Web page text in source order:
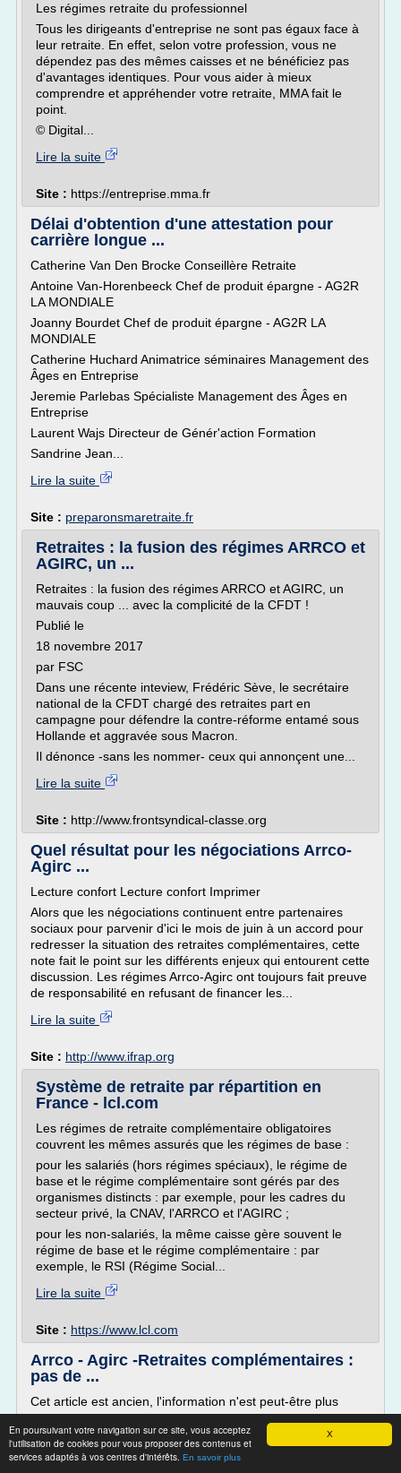
X
En poursuivant votre navigation sur ce site, vous acceptez
l'utilisation de cookies pour vous proposer des contenus et
services adaptés à vos centres d'intérêts. En savoir plus
Les régimes retraite du professionnel
Tous les dirigeants d'entreprise ne sont pas égaux face à
leur retraite. En effet, selon votre profession, vous ne
dépendez pas des mêmes caisses et ne bénéficiez pas
d'avantages identiques. Pour vous aider à mieux
comprendre et appréhender votre retraite, MMA fait le
point.
© Digital...
Lire la suite
Site : https://entreprise.mma.fr
Délai d'obtention d'une attestation pour
carrière longue ...
Catherine Van Den Brocke Conseillère Retraite
Antoine Van-Horenbeeck Chef de produit épargne - AG2R
LA MONDIALE
Joanny Bourdet Chef de produit épargne - AG2R LA
MONDIALE
Catherine Huchard Animatrice séminaires Management des
Âges en Entreprise
Jeremie Parlebas Spécialiste Management des Âges en
Entreprise
Laurent Wajs Directeur de Génér'action Formation
Sandrine Jean...
Lire la suite
Site : preparonsmaretraite.fr
Retraites : la fusion des régimes ARRCO et
AGIRC, un ...
Retraites : la fusion des régimes ARRCO et AGIRC, un
mauvais coup ... avec la complicité de la CFDT !
Publié le
18 novembre 2017
par FSC
Dans une récente inteview, Frédéric Sève, le secrétaire
national de la CFDT chargé des retraites part en
campagne pour défendre la contre-réforme entamé sous
Hollande et aggravée sous Macron.
Il dénonce -sans les nommer- ceux qui annonçent une...
Lire la suite
Site : http://www.frontsyndical-classe.org
Quel résultat pour les négociations Arrco-
Agirc ...
Lecture confort Lecture confort Imprimer
Alors que les négociations continuent entre partenaires
sociaux pour parvenir d'ici le mois de juin à un accord pour
redresser la situation des retraites complémentaires, cette
note fait le point sur les différents enjeux qui entourent cette
discussion. Les régimes Arrco-Agirc ont toujours fait preuve
de responsabilité en refusant de financer les...
Lire la suite
Site : http://www.ifrap.org
Système de retraite par répartition en
France - lcl.com
Les régimes de retraite complémentaire obligatoires
couvrent les mêmes assurés que les régimes de base :
pour les salariés (hors régimes spéciaux), le régime de
base et le régime complémentaire sont gérés par des
organismes distincts : par exemple, pour les cadres du
secteur privé, la CNAV, l'ARRCO et l'AGIRC ;
pour les non-salariés, la même caisse gère souvent le
régime de base et le régime complémentaire : par
exemple, le RSI (Régime Social...
Lire la suite
Site : https://www.lcl.com
Arrco - Agirc -Retraites complémentaires :
pas de ...
Cet article est ancien, l'information n'est peut-être plus
exacte.
Vous pouvez néanmoins consulter cette page.
Afficher l'article périmé